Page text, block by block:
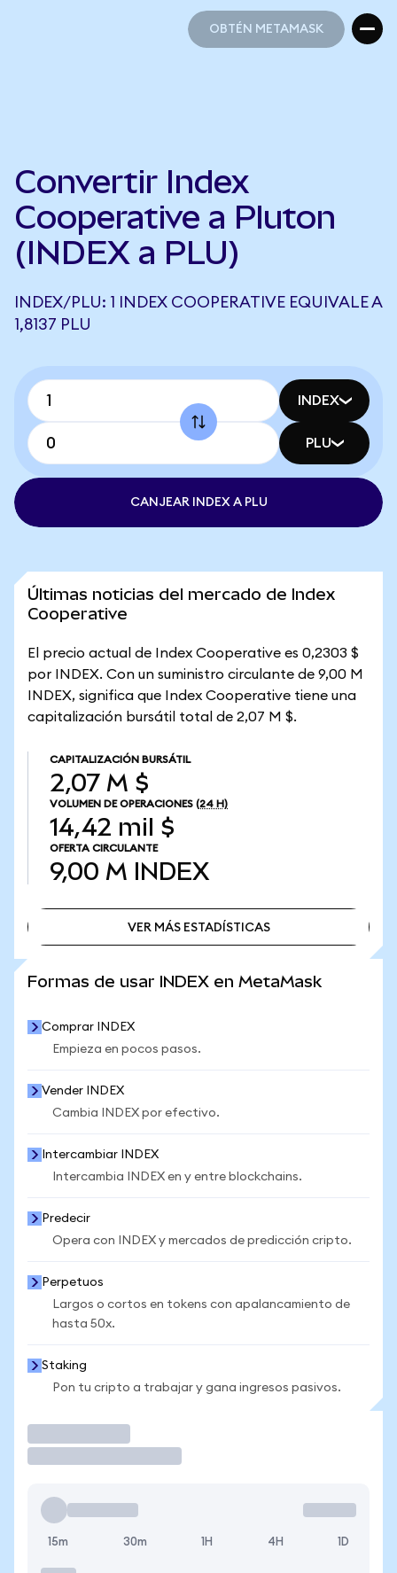
OBTÉN METAMASK
Convertir Index
Cooperative a Pluton
(INDEX a PLU)
INDEX/PLU: 1 INDEX COOPERATIVE EQUIVALE A
1,8137 PLU
INDEX
PLU
CANJEAR INDEX A PLU
Últimas noticias del mercado de Index
Cooperative
El precio actual de Index Cooperative es 0,2303 $
por INDEX. Con un suministro circulante de 9,00 M
INDEX, significa que Index Cooperative tiene una
capitalización bursátil total de 2,07 M $.
CAPITALIZACIÓN BURSÁTIL
2,07 M $
VOLUMEN DE OPERACIONES (24 H)
14,42 mil $
OFERTA CIRCULANTE
9,00 M INDEX
VER MÁS ESTADÍSTICAS
Formas de usar INDEX en MetaMask
Comprar INDEX
Empieza en pocos pasos.
Vender INDEX
Cambia INDEX por efectivo.
Intercambiar INDEX
Intercambia INDEX en y entre blockchains.
Predecir
Opera con INDEX y mercados de predicción cripto.
Perpetuos
Largos o cortos en tokens con apalancamiento de
hasta 50x.
Staking
Pon tu cripto a trabajar y gana ingresos pasivos.
15m 30m 1H 4H 1D